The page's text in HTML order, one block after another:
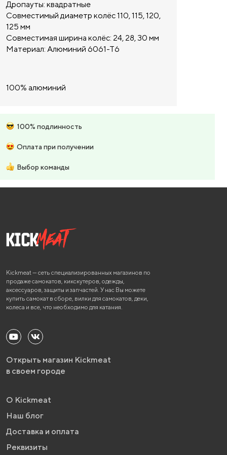
Дропауты: квадратные
Совместимый диаметр колёс 110, 115, 120,
125 мм
Совместимая ширина колёс: 24, 28, 30 мм
Материал: Алюминий 6061-Т6
100% алюминий
100% подлинность
Оплата при получении
Выбор команды
Kickmeat — сеть специализированных магазинов по
продаже самокатов, кикскутеров, одежды,
аксессуаров, защиты и запчастей. У нас Вы можете
купить самокат в сборе, вилки для самокатов, деки,
колеса и все, что необходимо для катания.
Открыть магазин Kickmeat
в своем городе
О Kickmeat
Наш блог
Доставка и оплата
Реквизиты